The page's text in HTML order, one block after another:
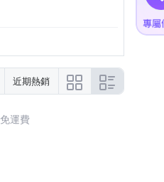
近期熱銷
免運費